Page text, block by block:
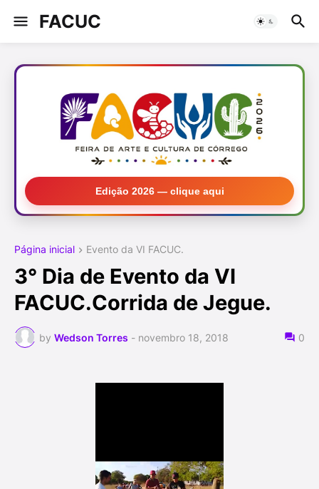
FACUC
Edição 2026 — clique aqui
Página inicial Evento da VI FACUC.
3° Dia de Evento da VI
FACUC.Corrida de Jegue.
by Wedson Torres - novembro 18, 2018 0